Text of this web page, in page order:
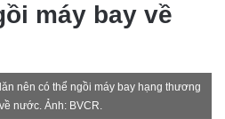
máy bay về
nên có thể ngồi máy bay hạng thương
nước. Ảnh: BVCR.